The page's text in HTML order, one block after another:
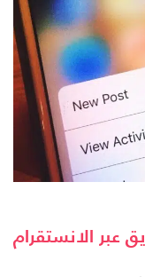
عبر الانستقرام